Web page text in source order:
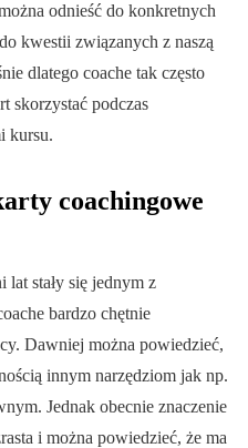
odnieść do konkretnych
kwestii związanych z naszą
dlatego coache tak często
skorzystać podczas
kursu.
coachingowe
lat stały się jednym z
bardzo chętnie
Dawniej można powiedzieć,
innym narzędziom jak np.
Jednak obecnie znaczenie
i można powiedzieć, że ma